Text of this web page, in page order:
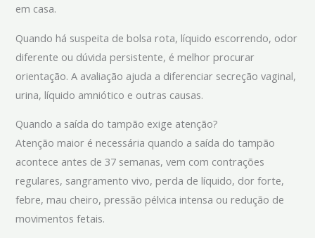
em casa.
Quando há suspeita de bolsa rota, líquido escorrendo, odor
diferente ou dúvida persistente, é melhor procurar
orientação. A avaliação ajuda a diferenciar secreção vaginal,
urina, líquido amniótico e outras causas.
Quando a saída do tampão exige atenção?
Atenção maior é necessária quando a saída do tampão
acontece antes de 37 semanas, vem com contrações
regulares, sangramento vivo, perda de líquido, dor forte,
febre, mau cheiro, pressão pélvica intensa ou redução de
movimentos fetais.